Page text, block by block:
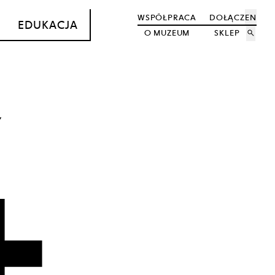
EDUKACJA
WSPÓŁPRACA
DOŁĄCZ
O MUZEUM
SKLEP
EN
search